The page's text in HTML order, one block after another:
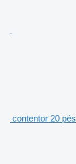
contentor 20 pés